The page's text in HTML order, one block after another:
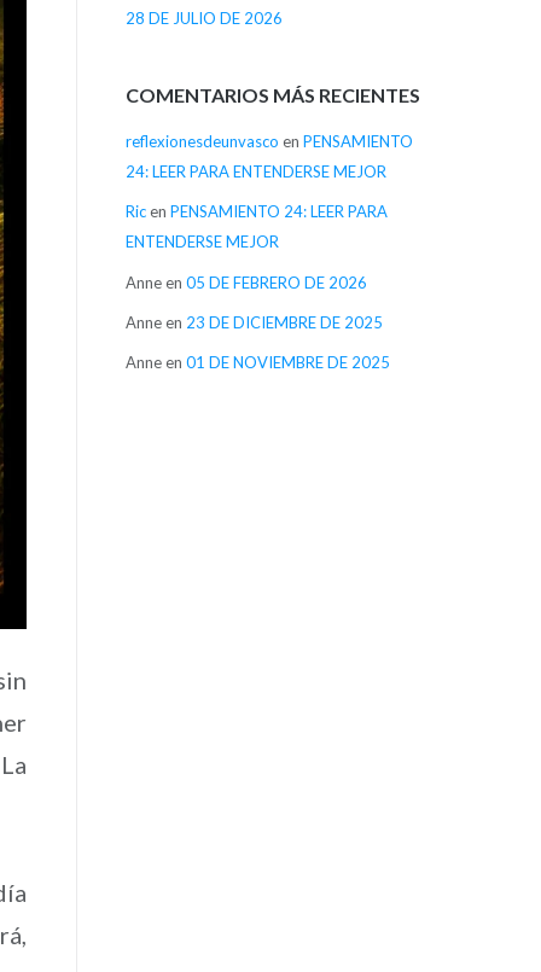
28 DE JULIO DE 2026
COMENTARIOS MÁS RECIENTES
reflexionesdeunvasco en PENSAMIENTO
24: LEER PARA ENTENDERSE MEJOR
Ricen PENSAMIENTO 24: LEER PARA
ENTENDERSE MEJOR
Anneen 05 DE FEBRERO DE 2026
Anneen 23 DE DICIEMBRE DE 2025
Anneen 01 DE NOVIEMBRE DE 2025